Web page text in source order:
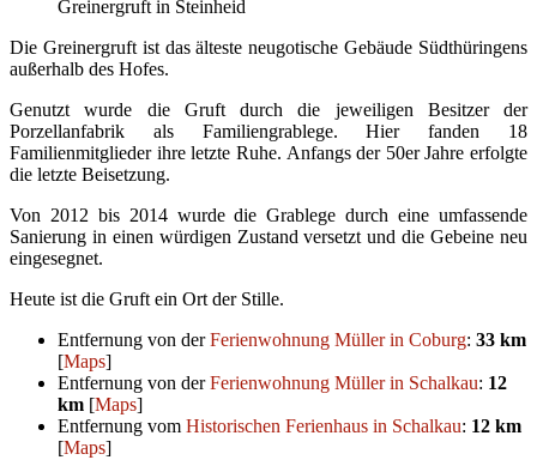
Greinergruft in Steinheid
Die Greinergruft ist das älteste neugotische Gebäude Südthüringens
außerhalb des Hofes.
Genutzt wurde die Gruft durch die jeweiligen Besitzer der
Porzellanfabrik als Familiengrablege. Hier fanden 18
Familienmitglieder ihre letzte Ruhe. Anfangs der 50er Jahre erfolgte
die letzte Beisetzung.
Von 2012 bis 2014 wurde die Grablege durch eine umfassende
Sanierung in einen würdigen Zustand versetzt und die Gebeine neu
eingesegnet.
Heute ist die Gruft ein Ort der Stille.
Entfernung von derFerienwohnung Müller in Coburg: 33 km
[Maps]
Entfernung von derFerienwohnung Müller in Schalkau: 12
km [Maps]
Entfernung vom Historischen Ferienhaus in Schalkau: 12 km
[Maps]